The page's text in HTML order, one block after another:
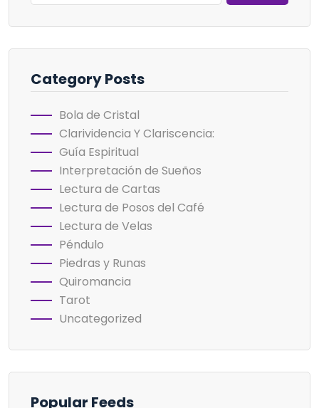
Category Posts
Bola de Cristal
Clarividencia Y Clariscencia:
Guía Espiritual
Interpretación de Sueños
Lectura de Cartas
Lectura de Posos del Café
Lectura de Velas
Péndulo
Piedras y Runas
Quiromancia
Tarot
Uncategorized
Popular Feeds